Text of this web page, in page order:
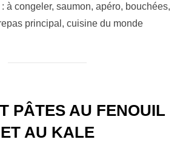
à congeler, saumon, apéro, bouchées,
principal, cuisine du monde
PÂTES AU FENOUIL
ET AU KALE